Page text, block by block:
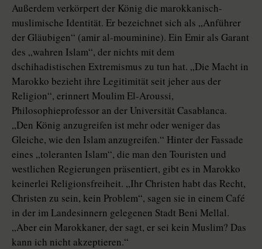
Außerdem verkörpert der König die marokkanisch-
muslimische Identität. Er bezeichnet sich als „Anführer
der Gläubigen“ (amir al-mouminine). Ein Emir als Garant
des „wahren Islam“, der nichts mit dem
dschihadistischen Extremismus zu tun hat. „Die Macht in
Marokko bezieht ihre Legitimität seit jeher aus der
Religion“, erinnert Moulim El-Aroussi,
Philosophieprofessor an der Universität Casablanca.
„Den König anzugreifen ist mehr oder weniger das
Gleiche, wie den Islam anzugreifen.“ Hinter der Fassade
eines „toleranten Islam“, die man den Touristen und
westlichen Regierungen präsentiert, gibt es in Marokko
keinerlei Religionsfreiheit. „Ihr Christen habt das Recht,
Christen zu sein, kein Problem“, sagen sie in einem Café
in der im Landesinnern gelegenen Stadt Beni Mellal.
„Aber ein Marokkaner, der sagt, er sei kein Muslim? Das
kann ich nicht akzeptieren.“